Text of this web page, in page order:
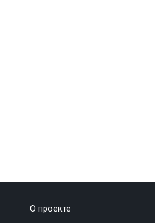
О проекте